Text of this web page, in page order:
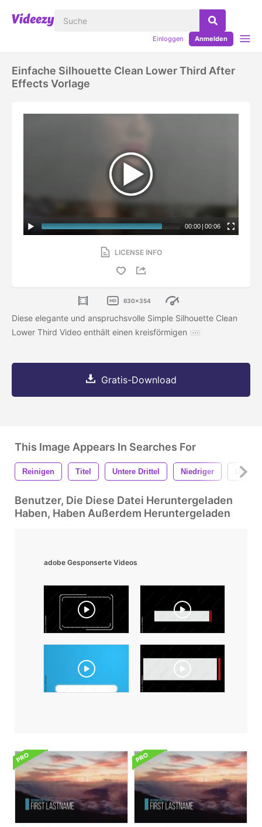
Einloggen Anmelden
Einfache Silhouette Clean Lower Third After
Effects Vorlage
00:00 | 00:06
LICENSE INFO
630x354
Diese elegante und anspruchsvolle Simple Silhouette Clean
Lower Third Video enthält einen kreisförmigen
Gratis-Download
This Image Appears In Searches For
Reinigen Titel Untere Drittel Niedriger
Benutzer, Die Diese Datei Heruntergeladen
Haben, Haben Außerdem Heruntergeladen
adobe Gesponserte Videos